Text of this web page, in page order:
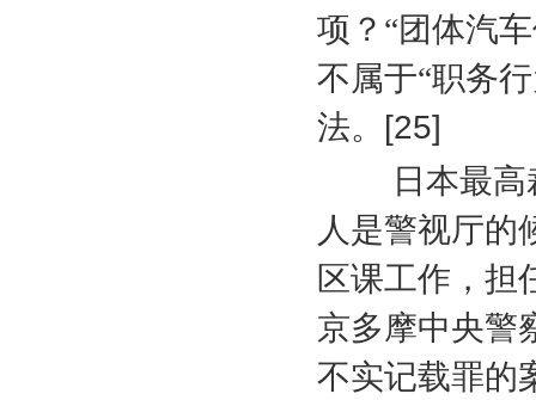
项？“团体汽
不属于“职务
法。 [25]
日本最高裁
人是警视厅的
区课工作，担
京多摩中央警
不实记载罪的